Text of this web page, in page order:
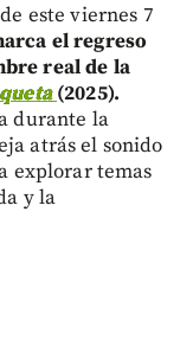
este viernes 7
el regreso
real de la
(2025).
durante la
atrás el sonido
explorar temas
y la